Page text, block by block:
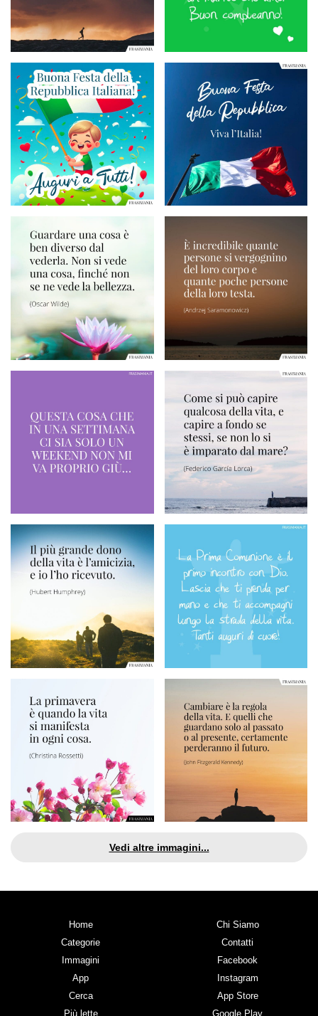
Vedi altre immagini...
Home
Categorie
Immagini
App
Cerca
Più lette
Chi Siamo
Contatti
Facebook
Instagram
App Store
Google Play